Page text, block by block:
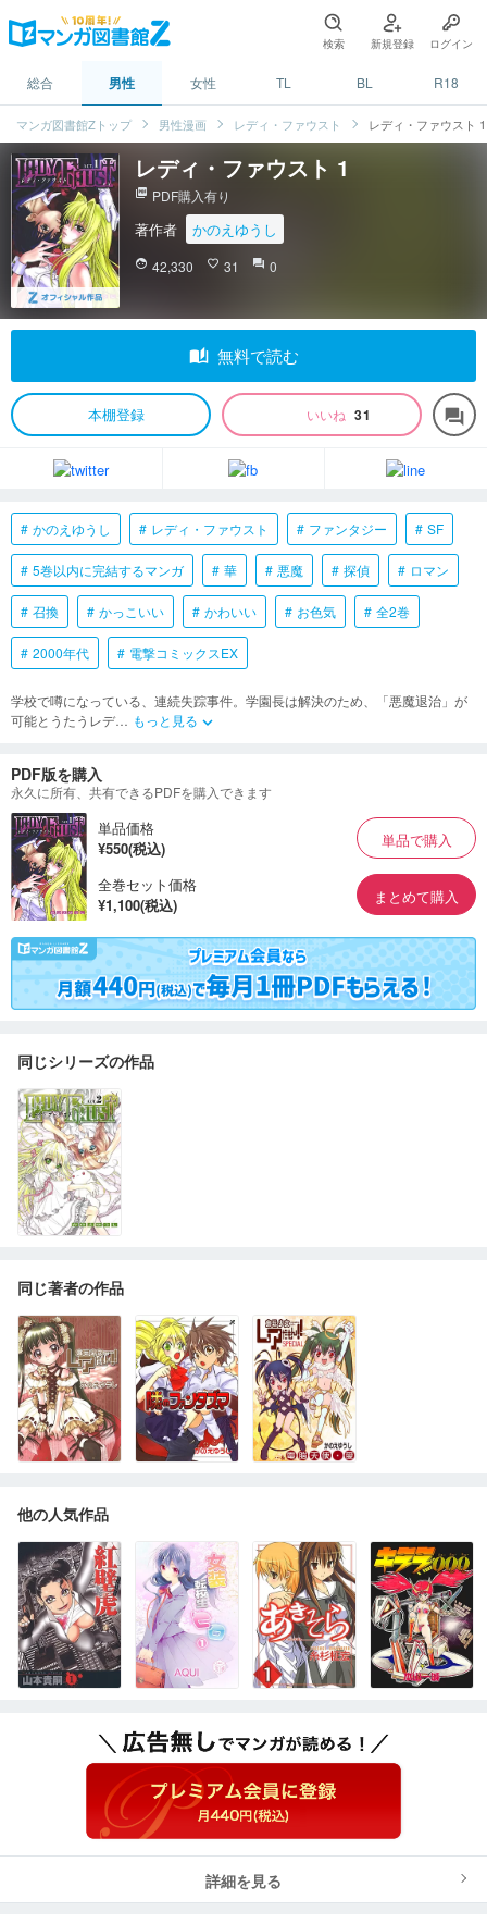
検索 新規登録 ログイン
総合 男性 女性 TL BL R18
マンガ図書館Zトップ 男性漫画 レディ・ファウスト レディ・ファウスト 1
レディ・ファウスト 1
picture_as_pdf PDF購入有り
著作者 かのえゆうし
face 42,330 favorite_border 31 question_answer 0
auto_stories 無料で読む
本棚登録 いいね 31 forum
かのえゆうし レディ・ファウスト ファンタジー SF
5巻以内に完結するマンガ 華 悪魔 探偵 ロマン
召換 かっこいい かわいい お色気 全2巻
2000年代 電撃コミックスEX
学校で噂になっている、連続失踪事件。学園長は解決のため、「悪魔退治」が
可能とうたうレデ… もっと見る keyboard_arrow_down
PDF版を購入
永久に所有、共有できるPDFを購入できます
単品価格
¥550(税込)
単品で購入
全巻セット価格
¥1,100(税込)
まとめて購入
同じシリーズの作品
同じ著者の作品
他の人気作品
詳細を見る